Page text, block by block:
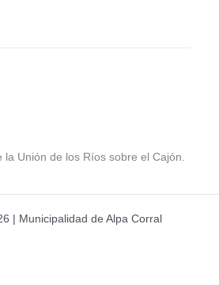
Unión de los Ríos sobre el Cajón.
| Municipalidad de Alpa Corral